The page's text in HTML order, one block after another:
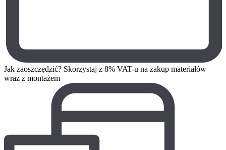
Jak zaoszczędzić? Skorzystaj z 8% VAT-u na zakup materiałów
wraz z montażem